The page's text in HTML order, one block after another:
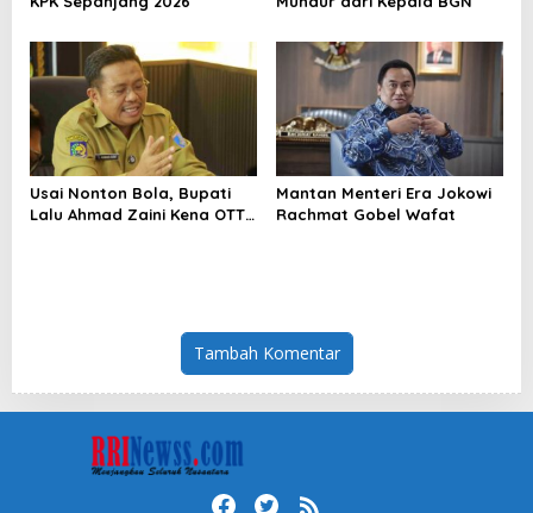
Usai Nonton Bola, Bupati
Lalu Ahmad Zaini Kena OTT
Mantan Menteri Era Jokowi
Rachmat Gobel Wafat
Tambah Komentar